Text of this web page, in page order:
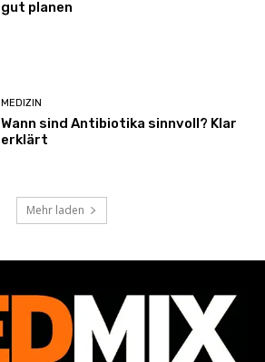
gut planen
MEDIZIN
Wann sind Antibiotika sinnvoll? Klar
erklärt
Mehr laden